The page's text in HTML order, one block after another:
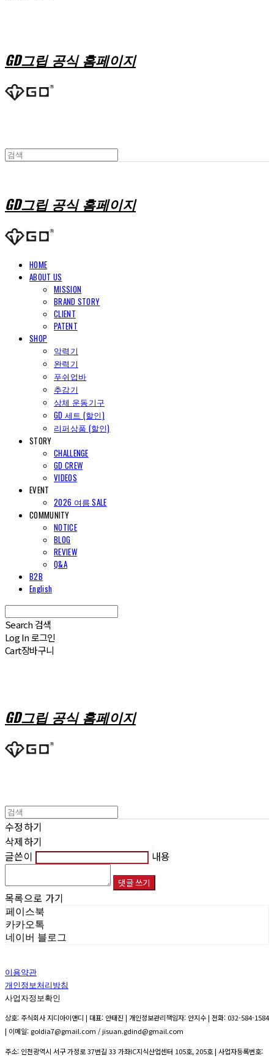
GD그립 공식 홈페이지
GD그립 공식 홈페이지
HOME
ABOUT US
MISSION
BRAND STORY
CLIENT
PATENT
SHOP
악력기
완력기
푸쉬업바
추감기
상체 운동기구
GD 세트 (할인)
리퍼상품 (할인)
STORY
CHALLENGE
GD CREW
VIDEOS
EVENT
2026 여름 SALE
COMMUNITY
NOTICE
BLOG
REVIEW
Q&A
B2B
English
Search 검색
Log In로그인
Cart장바구니
GD그립 공식 홈페이지
수정하기
삭제하기
글쓴이
내용
댓글 쓰기
목록으로 가기
페이스북
카카오톡
네이버 블로그
이용약관
개인정보처리방침
사업자정보확인
상호: 주식회사 지디아이앤디 | 대표: 안태진 | 개인정보관리책임자: 안지수 | 전화: 032-584-1584
| 이메일: goldia7@gmail.com / jisuan.gdind@gmail.com
주소: 인천광역시 서구 가정로 37번길 33 가좌IC지식산업센터 105호, 205호 | 사업자등록번호: